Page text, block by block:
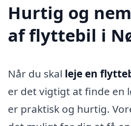
Hurtig og
af flyttebil i
Når du skal leje en
er det vigtigt at finde en
er praktisk og hurtig.